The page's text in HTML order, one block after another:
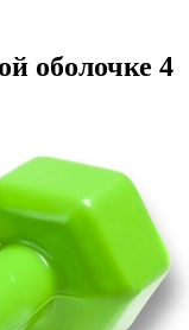
оболочке 4